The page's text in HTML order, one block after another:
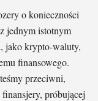
o konieczności
jednym istotnym
jako krypto-waluty,
finansowego.
przeciwni,
próbującej